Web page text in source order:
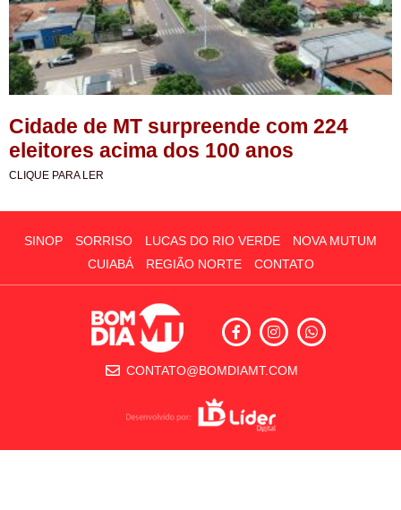
Cidade de MT surpreende com 224
eleitores acima dos 100 anos
CLIQUE PARA LER
SINOP SORRISO LUCAS DO RIO VERDE
NOVA MUTUM
CUIABÁ
REGIÃO NORTE CONTATO
CONTATO@BOMDIAMT.COM